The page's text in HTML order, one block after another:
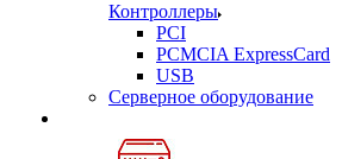
Контроллеры
PCI
PCMCIA ExpressCard
USB
Cерверное оборудование